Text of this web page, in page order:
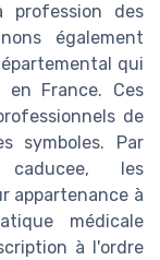
profession des
également
qui
France. Ces
de
symboles. Par
les
appartenance à
médicale
à l'ordre